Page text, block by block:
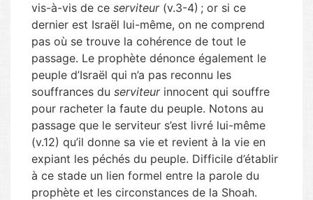
vis-à-vis de ce serviteur(v.3-4) ; or si ce
dernier est Israël lui-même, on ne comprend
pas où se trouve la cohérence de tout le
passage. Le prophète dénonce également le
peuple d’Israël qui n’a pas reconnu les
souffrances du serviteurinnocent qui souffre
pour racheter la faute du peuple. Notons au
passage que le serviteur s’est livré lui-même
(v.12) qu’il donne sa vie et revient à la vie en
expiant les péchés du peuple. Difficile d’établir
à ce stade un lien formel entre la parole du
prophète et les circonstances de la Shoah.